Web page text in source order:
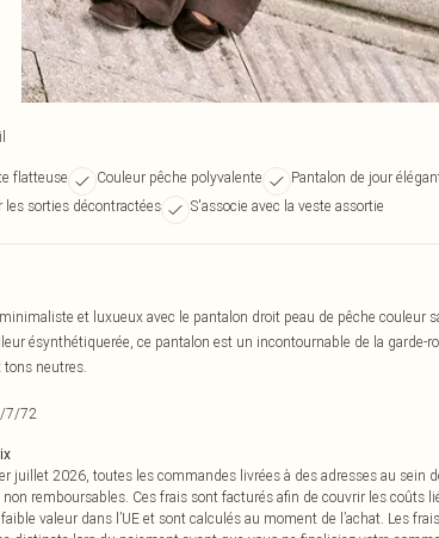
flatteuse Couleur pêche polyvalente
Pantalon de jour
les sorties décontractées
S'associe avec la veste assortie
et luxueux avec le pantalon droit peau de pêche couleur
ésynthétiquerée, ce pantalon est un incontournable de la garde-
tons neutres.
7/72
juillet 2026, toutes les commandes livrées à des adresses au sein
non remboursables. Ces frais sont facturés afin de couvrir les coûts
valeur dans l’UE et sont calculés au moment de l’achat. Les